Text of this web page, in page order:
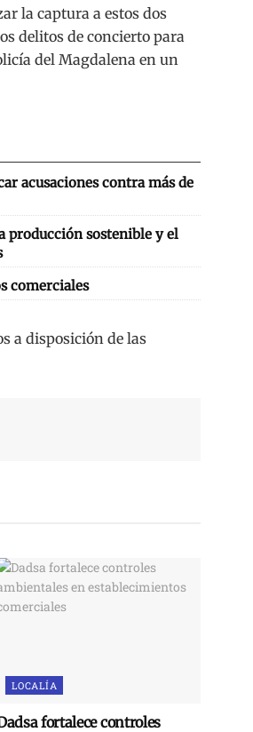
la captura a estos dos
delitos de concierto para
del Magdalena en un
acusaciones contra más de
producción sostenible y el
comerciales
a disposición de las
LOCALÍA
fortalece controles